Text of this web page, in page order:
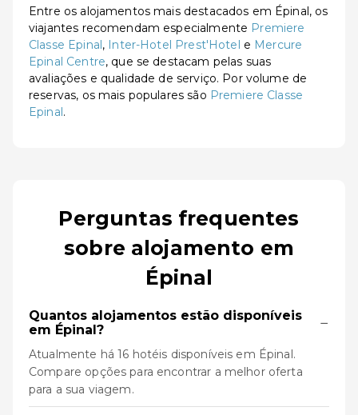
Entre os alojamentos mais destacados em Épinal, os
viajantes recomendam especialmente Premiere
Classe Epinal, Inter-Hotel Prest'Hotel e Mercure
Epinal Centre, que se destacam pelas suas
avaliações e qualidade de serviço. Por volume de
reservas, os mais populares são Premiere Classe
Epinal.
Perguntas frequentes
sobre alojamento em
Épinal
Quantos alojamentos estão disponíveis
em Épinal?
−
Atualmente há 16 hotéis disponíveis em Épinal.
Compare opções para encontrar a melhor oferta
para a sua viagem.